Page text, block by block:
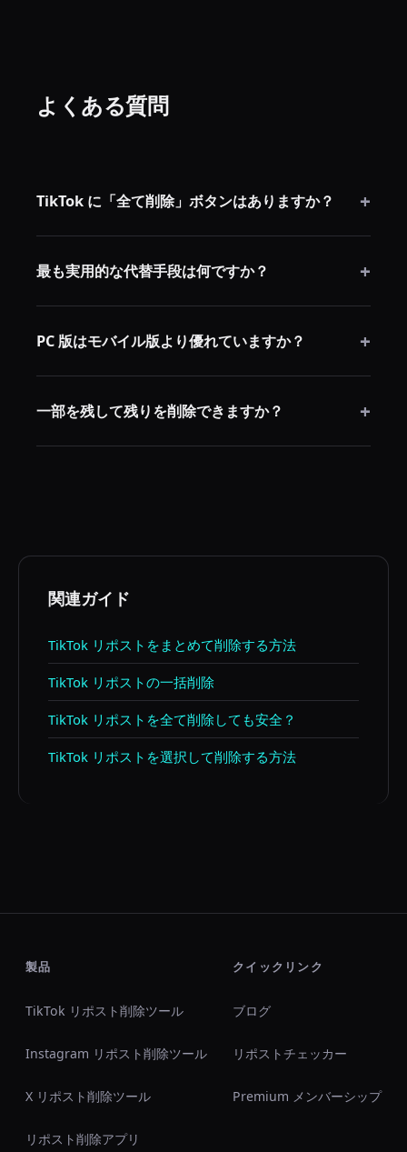
よくある質問
TikTok に「全て削除」ボタンはありますか？ +
能を提供しておらず、一つずつ削除するかサードパー
最も実用的な代替手段は何ですか？ +
わせて使うことが、現在最も効率的な一括削除方法で
PC 版はモバイル版より優れていますか？ +
ション、一括ツールとの統合が容易という利点があり
一部を残して残りを削除できますか？ +
関連ガイド
TikTok リポストをまとめて削除する方法
TikTok リポストの一括削除
TikTok リポストを全て削除しても安全？
TikTok リポストを選択して削除する方法
製品
TikTok リポスト削除ツール
Instagram リポスト削除ツール
X リポスト削除ツール
リポスト削除アプリ
クイックリンク
ブログ
リポストチェッカー
Premium メンバーシップ